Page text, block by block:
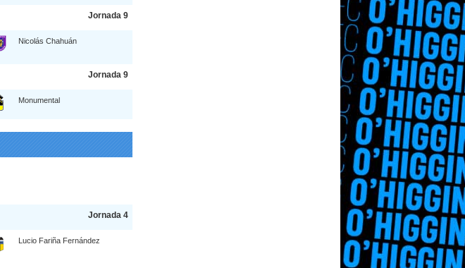
Jornada 9
Nicolás Chahuán
Jornada 9
Monumental
Jornada 4
Lucio Fariña Fernández